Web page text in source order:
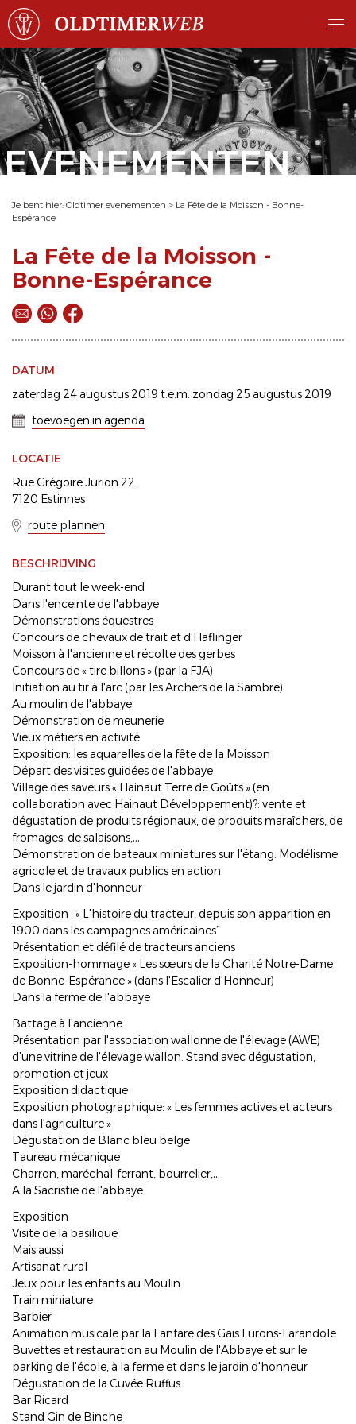
EVENEMENTEN
Je bent hier: Oldtimer evenementen > La Fête de la Moisson - Bonne-
Espérance
La Fête de la Moisson -
Bonne-Espérance
DATUM
zaterdag 24 augustus 2019 t.e.m. zondag 25 augustus 2019
toevoegen in agenda
LOCATIE
Rue Grégoire Jurion 22
7120 Estinnes
route plannen
BESCHRIJVING
Durant tout le week-end
Dans l'enceinte de l'abbaye
Démonstrations équestres
Concours de chevaux de trait et d'Haflinger
Moisson à l'ancienne et récolte des gerbes
Concours de « tire billons » (par la FJA)
Initiation au tir à l'arc (par les Archers de la Sambre)
Au moulin de l'abbaye
Démonstration de meunerie
Vieux métiers en activité
Exposition: les aquarelles de la fête de la Moisson
Départ des visites guidées de l'abbaye
Village des saveurs « Hainaut Terre de Goûts » (en
collaboration avec Hainaut Développement)?: vente et
dégustation de produits régionaux, de produits maraîchers, de
fromages, de salaisons,…
Démonstration de bateaux miniatures sur l'étang. Modélisme
agricole et de travaux publics en action
Dans le jardin d'honneur
Exposition : « L'histoire du tracteur, depuis son apparition en
1900 dans les campagnes américaines”
Présentation et défilé de tracteurs anciens
Exposition-hommage « Les sœurs de la Charité Notre-Dame
de Bonne-Espérance » (dans l'Escalier d'Honneur)
Dans la ferme de l'abbaye
Battage à l'ancienne
Présentation par l'association wallonne de l'élevage (AWE)
d'une vitrine de l'élevage wallon. Stand avec dégustation,
promotion et jeux
Exposition didactique
Exposition photographique: « Les femmes actives et acteurs
dans l'agriculture »
Dégustation de Blanc bleu belge
Taureau mécanique
Charron, maréchal-ferrant, bourrelier,…
A la Sacristie de l'abbaye
Exposition
Visite de la basilique
Mais aussi
Artisanat rural
Jeux pour les enfants au Moulin
Train miniature
Barbier
Animation musicale par la Fanfare des Gais Lurons-Farandole
Buvettes et restauration au Moulin de l'Abbaye et sur le
parking de l'école, à la ferme et dans le jardin d'honneur
Dégustation de la Cuvée Ruffus
Bar Ricard
Stand Gin de Binche